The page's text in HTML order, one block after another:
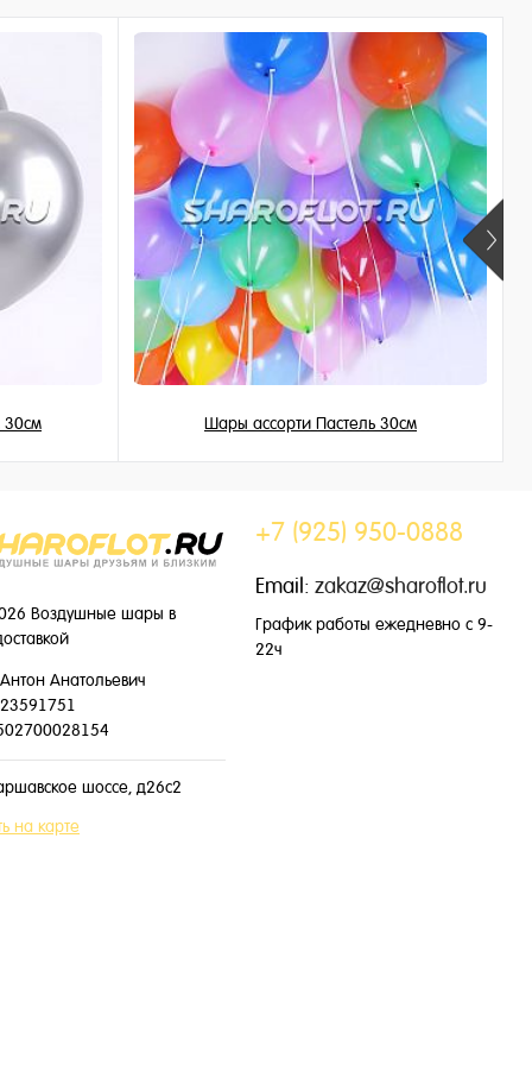
Шары ассорти Пастель 30см
Воздушные шары в
Анатольевич
шоссе, д26с2
на карте
+7 (925) 950-0888
Email: zakaz@sharoflot.ru
График работы ежедневно с 9-
22ч